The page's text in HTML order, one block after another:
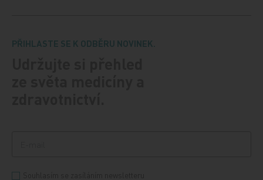
PŘIHLASTE SE K ODBĚRU NOVINEK.